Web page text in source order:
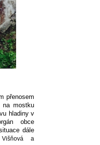
přenosem
na mostku
hladiny v
obce
dále
a